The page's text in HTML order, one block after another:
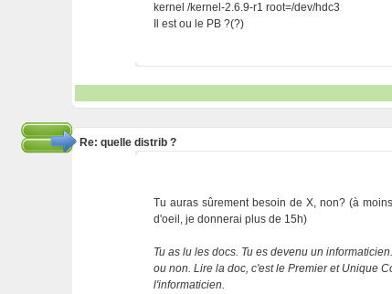
kernel /kernel-2.6.9-r1 root=/dev/hdc3
Il est ou le PB ?(?)
Re: quelle distrib ?
Tu auras sûrement besoin de X, non? (à
d'oeil, je donnerai plus de 15h)
Tu as lu les docs. Tu es devenu un
ou non. Lire la doc, c'est le Premier et Unique
l'informaticien.